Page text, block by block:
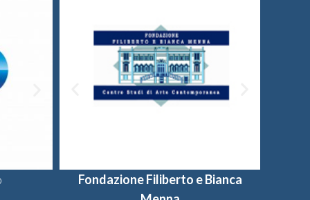
Provincia di Salerno
Fondazione Filiberto e Bianca